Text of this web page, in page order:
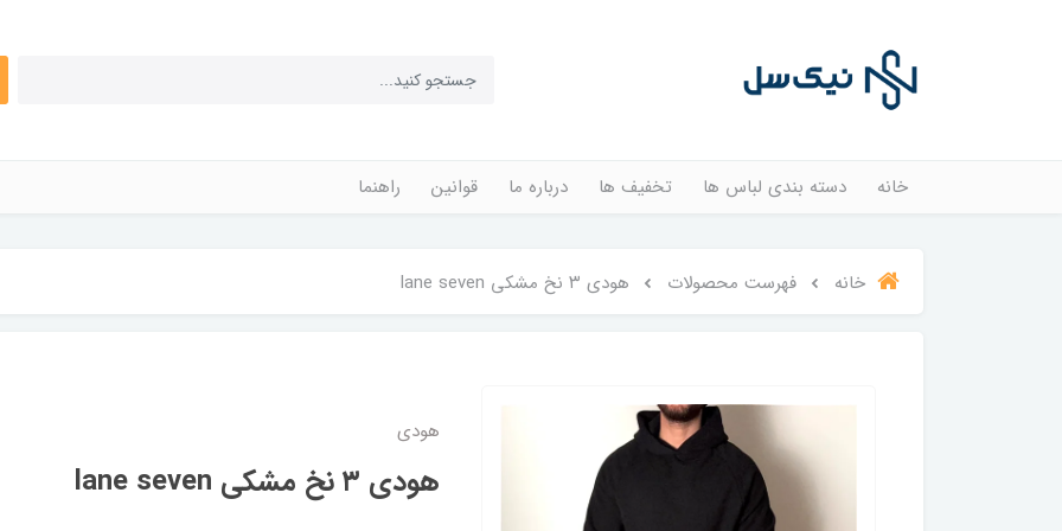
خانه دسته بندی لباس ها تخفیف ها درباره ما قوانین راهنما
خانه فهرست محصولات هودی ۳ نخ مشکی lane seven
هودی
هودی ۳ نخ مشکی lane seven